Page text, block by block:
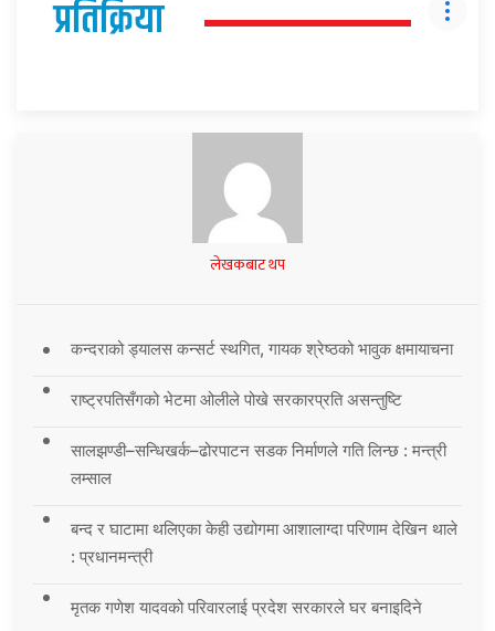
प्रतिक्रिया
लेखकबाट थप
कन्दराको ड्यालस कन्सर्ट स्थगित, गायक श्रेष्ठको भावुक क्षमायाचना
राष्ट्रपतिसँगको भेटमा ओलीले पोखे सरकारप्रति असन्तुष्टि
सालझण्डी–सन्धिखर्क–ढोरपाटन सडक निर्माणले गति लिन्छ : मन्त्री
लम्साल
बन्द र घाटामा थलिएका केही उद्योगमा आशालाग्दा परिणाम देखिन थाले
: प्रधानमन्त्री
मृतक गणेश यादवको परिवारलाई प्रदेश सरकारले घर बनाइदिने